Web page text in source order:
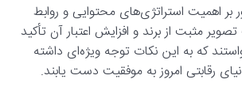
بر اهمیت استراتژی‌های محتوایی و روابط
مثبت از برند و افزایش اعتبار آن تأکید
که به این نکات توجه ویژه‌ای داشته
رقابتی امروز به موفقیت دست یابند.